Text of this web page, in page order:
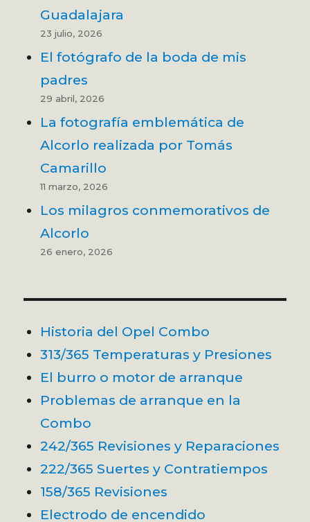
Guadalajara
23 julio, 2026
El fotógrafo de la boda de mis
padres
29 abril, 2026
La fotografía emblemática de
Alcorlo realizada por Tomás
Camarillo
11 marzo, 2026
Los milagros conmemorativos de
Alcorlo
26 enero, 2026
Historia del Opel Combo
313/365 Temperaturas y Presiones
El burro o motor de arranque
Problemas de arranque en la
Combo
242/365 Revisiones y Reparaciones
222/365 Suertes y Contratiempos
158/365 Revisiones
Electrodo de encendido